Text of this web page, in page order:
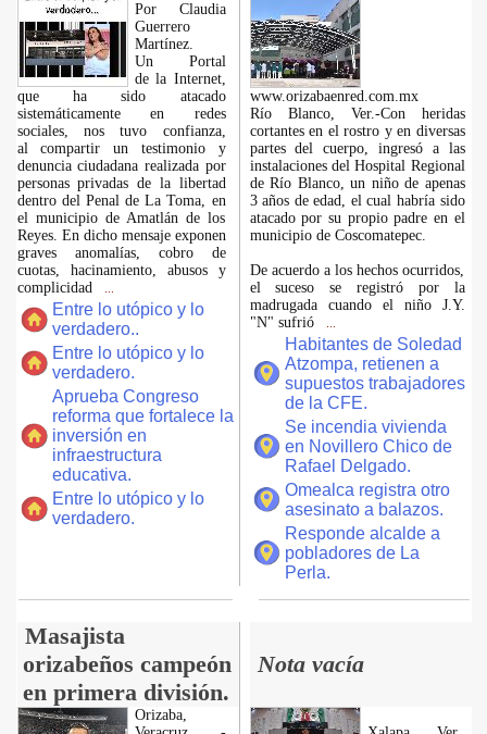
Por Claudia
Guerrero
Martínez.
​Un Portal
de la Internet,
que ha sido atacado
sistemáticamente en redes
sociales, nos tuvo confianza,
al compartir un testimonio y
denuncia ciudadana realizada por
personas privadas de la libertad
dentro del Penal de La Toma, en
el municipio de Amatlán de los
Reyes. En dicho mensaje exponen
graves anomalías, cobro de
cuotas, hacinamiento, abusos y
complicidad
Entre lo utópico y lo
verdadero..
Entre lo utópico y lo
verdadero.
Aprueba Congreso
reforma que fortalece la
inversión en
infraestructura
educativa.
Entre lo utópico y lo
verdadero.
www.orizabaenred.com.mx
Río Blanco, Ver.-Con heridas
cortantes en el rostro y en diversas
partes del cuerpo, ingresó a las
instalaciones del Hospital Regional
de Río Blanco, un niño de apenas
3 años de edad, el cual habría sido
atacado por su propio padre en el
municipio de Coscomatepec.
De acuerdo a los hechos ocurridos,
el suceso se registró por la
madrugada cuando el niño J.Y.
"N" sufrió
Habitantes de Soledad
Atzompa, retienen a
supuestos trabajadores
de la CFE.
Se incendia vivienda
en Novillero Chico de
Rafael Delgado.
Omealca registra otro
asesinato a balazos.
Responde alcalde a
pobladores de La
Perla.
Masajista
orizabeños campeón
en primera división.
Nota vacía
Orizaba,